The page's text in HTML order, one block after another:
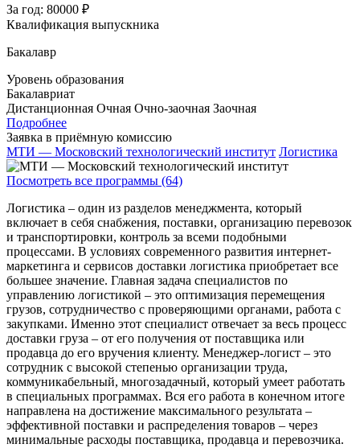
За год: 80000 ₽
Квалификация выпускника
Бакалавр
Уровень образования
Бакалавриат
Дистанционная Очная Очно-заочная Заочная
Подробнее
Заявка в приёмную комиссию
МТИ — Московский технологический институт Логистика
Посмотреть все программы (64)
Логистика – один из разделов менеджмента, который
включает в себя снабжения, поставки, организацию перевозок
и транспортировки, контроль за всеми подобными
процессами. В условиях современного развития интернет-
маркетинга и сервисов доставки логистика приобретает все
большее значение. Главная задача специалистов по
управлению логистикой – это оптимизация перемещения
грузов, сотрудничество с проверяющими органами, работа с
закупками. Именно этот специалист отвечает за весь процесс
доставки груза – от его получения от поставщика или
продавца до его вручения клиенту. Менеджер-логист – это
сотрудник с высокой степенью организации труда,
коммуникабельный, многозадачный, который умеет работать
в специальных программах. Вся его работа в конечном итоге
направлена на достижение максимального результата –
эффективной поставки и распределения товаров – через
минимальные расходы поставщика, продавца и перевозчика.